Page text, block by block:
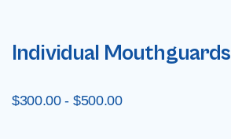
Individual Mouthguards
$300.00 - $500.00